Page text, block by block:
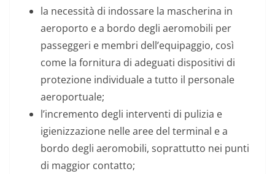
la necessità di indossare la mascherina in
aeroporto e a bordo degli aeromobili per
passeggeri e membri dell’equipaggio, così
come la fornitura di adeguati dispositivi di
protezione individuale a tutto il personale
aeroportuale;
l’incremento degli interventi di pulizia e
igienizzazione nelle aree del terminal e a
bordo degli aeromobili, soprattutto nei punti
di maggior contatto;